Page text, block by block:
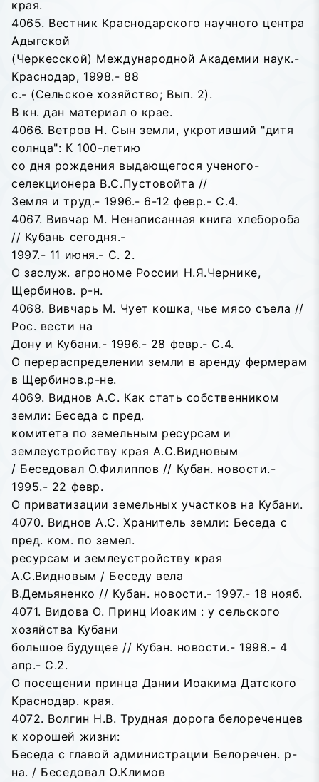
края.
4065. Вестник Краснодарского научного центра
Адыгской
(Черкесской) Международной Академии наук.-
Краснодар, 1998.- 88
с.- (Сельское хозяйство; Вып. 2).
В кн. дан материал о крае.
4066. Ветров Н. Сын земли, укротивший "дитя
солнца": К 100-летию
со дня рождения выдающегося ученого-
селекционера В.С.Пустовойта //
Земля и труд.- 1996.- 6-12 февр.- С.4.
4067. Вивчар М. Ненаписанная книга хлебороба
// Кубань сегодня.-
1997.- 11 июня.- С. 2.
О заслуж. агрономе России Н.Я.Чернике,
Щербинов. р-н.
4068. Вивчарь М. Чует кошка, чье мясо съела //
Рос. вести на
Дону и Кубани.- 1996.- 28 февр.- С.4.
О перераспределении земли в аренду фермерам
в Щербинов.р-не.
4069. Виднов А.С. Как стать собственником
земли: Беседа с пред.
комитета по земельным ресурсам и
землеустройству края А.С.Видновым
/ Беседовал О.Филиппов // Кубан. новости.-
1995.- 22 февр.
О приватизации земельных участков на Кубани.
4070. Виднов А.С. Хранитель земли: Беседа с
пред. ком. по земел.
ресурсам и землеустройству края
А.С.Видновым / Беседу вела
В.Демьяненко // Кубан. новости.- 1997.- 18 нояб.
4071. Видова О. Принц Иоаким : у сельского
хозяйства Кубани
большое будущее // Кубан. новости.- 1998.- 4
апр.- С.2.
О посещении принца Дании Иоакима Датского
Краснодар. края.
4072. Волгин Н.В. Трудная дорога белореченцев
к хорошей жизни:
Беседа с главой администрации Белоречен. р-
на. / Беседовал О.Климов